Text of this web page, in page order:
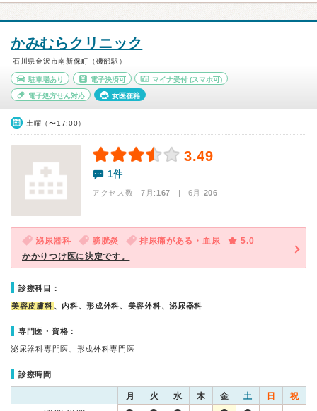
かみむらクリニック
石川県金沢市南新保町（磯部駅）
駐車場あり 電子決済可 マイナ受付 (スマホ可)
電子処方せん対応 女医在籍
土曜（〜17:00）
3.49
1件
アクセス数 7月:167 | 6月:206
泌尿器科 膀胱炎 排尿痛がある・血尿
5.0
かかりつけ医に決定です。
診療科目：
美容皮膚科 、内科、形成外科、美容外科、泌尿器科
専門医・資格：
泌尿器科専門医、形成外科専門医
診療時間
月 火 水 木 金 土 日 祝